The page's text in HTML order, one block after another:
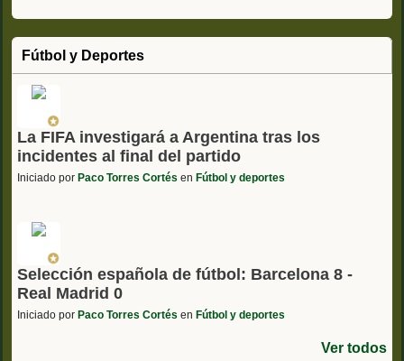
Fútbol y Deportes
La FIFA investigará a Argentina tras los
incidentes al final del partido
Iniciado por Paco Torres Cortés en Fútbol y deportes
Selección española de fútbol: Barcelona 8 -
Real Madrid 0
Iniciado por Paco Torres Cortés en Fútbol y deportes
Ver todos